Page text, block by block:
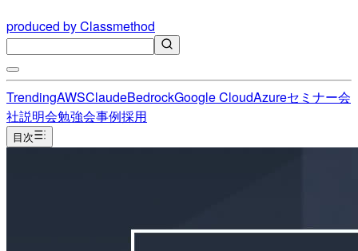
produced by Classmethod
TrendingAWSClaudeBedrockGoogle CloudAzureセミナー会
社説明会勉強会事例採用
目次